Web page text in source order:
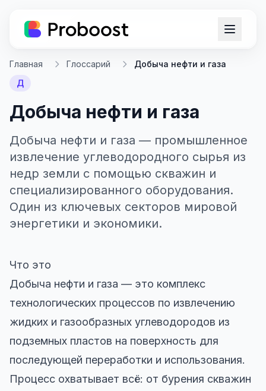
Главная Глоссарий
Добыча нефти и газа
Д
Добыча нефти и газа
Добыча нефти и газа — промышленное
извлечение углеводородного сырья из
недр земли с помощью скважин и
специализированного оборудования.
Один из ключевых секторов мировой
энергетики и экономики.
Что это
Добыча нефти и газа — это комплекс
технологических процессов по извлечению
жидких и газообразных углеводородов из
подземных пластов на поверхность для
последующей переработки и использования.
Процесс охватывает всё: от бурения скважин